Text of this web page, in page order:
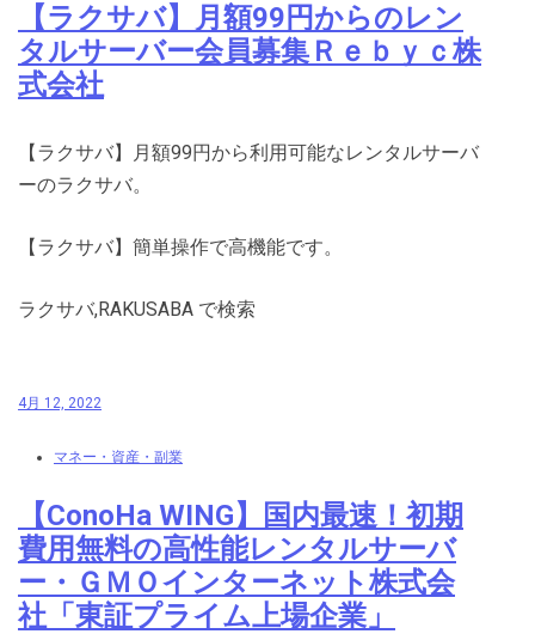
【ラクサバ】月額99円からのレン
タルサーバー会員募集Ｒｅｂｙｃ株
式会社
【ラクサバ】月額99円から利用可能なレンタルサーバ
ーのラクサバ。
【ラクサバ】簡単操作で高機能です。
ラクサバ,RAKUSABA で検索
4月 12, 2022
マネー・資産・副業
【ConoHa WING】国内最速！初期
費用無料の高性能レンタルサーバ
ー・ＧＭＯインターネット株式会
社「東証プライム上場企業」